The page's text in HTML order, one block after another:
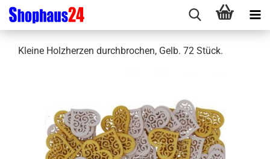
Kleine Holzherzen durchbrochen, Gelb. 72 Stück.